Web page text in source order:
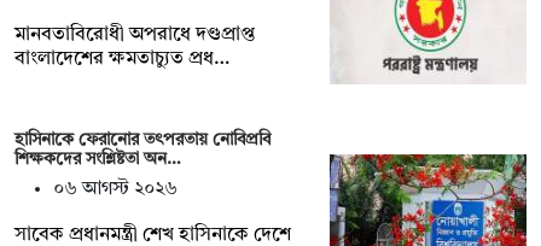
মানবতাবিরোধী অপরাধে দণ্ডপ্রাপ্ত
বাংলাদেশের ক্ষমতাচ্যুত প্রধ…
হাসিনাকে ফেরানোর তৎপরতায় নোবিপ্রবি
শিক্ষকদের সংশ্লিষ্টতা অন…
০৬ আগস্ট ২০২৬
সাবেক প্রধানমন্ত্রী শেখ হাসিনাকে দেশে